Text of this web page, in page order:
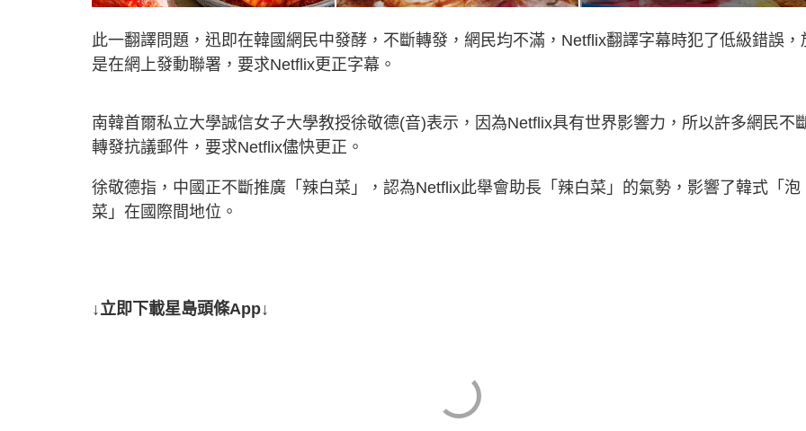
此一翻譯問題，迅即在韓國網民中發酵，不斷轉發，網民均不滿，Netflix翻譯字幕時犯了低級錯誤，
是在網上發動聯署，要求Netflix更正字幕。
南韓首爾私立大學誠信女子大學教授徐敬德(音)表示，因為Netflix具有世界影響力，所以許多網民不
轉發抗議郵件，要求Netflix儘快更正。
徐敬德指，中國正不斷推廣「辣白菜」，認為Netflix此舉會助長「辣白菜」的氣勢，影響了韓式「泡
菜」在國際間地位。
↓立即下載星島頭條App↓